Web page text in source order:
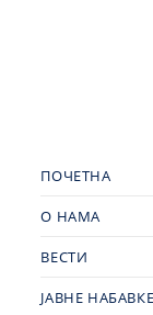
ПОЧЕТНА
О НАМА
ВЕСТИ
ЈАВНЕ НАБАВКЕ